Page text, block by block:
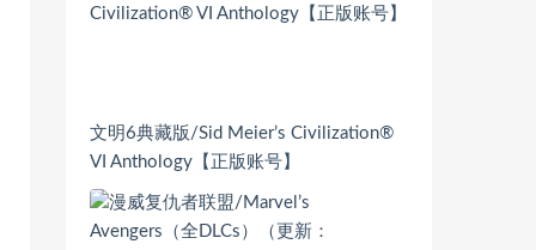
文明6典藏版/Sid Meier’s Civilization®
VI Anthology【正版账号】